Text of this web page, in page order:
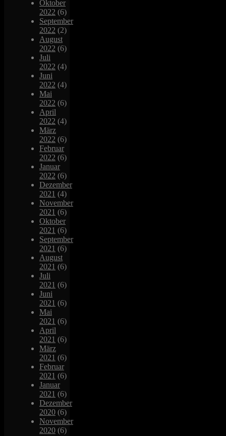
Oktober
2022 (6)
September
2022 (2)
August
2022 (6)
Juli
2022 (4)
Juni
2022 (4)
Mai
2022 (6)
April
2022 (4)
März
2022 (6)
Februar
2022 (6)
Januar
2022 (6)
Dezember
2021 (4)
November
2021 (6)
Oktober
2021 (6)
September
2021 (6)
August
2021 (6)
Juli
2021 (6)
Juni
2021 (6)
Mai
2021 (6)
April
2021 (6)
März
2021 (6)
Februar
2021 (6)
Januar
2021 (6)
Dezember
2020 (6)
November
2020 (6)